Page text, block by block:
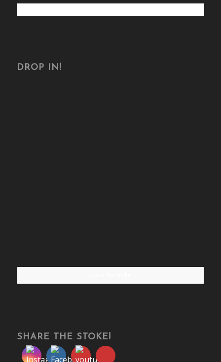
DROP IN!
SHARE THE STOKE!